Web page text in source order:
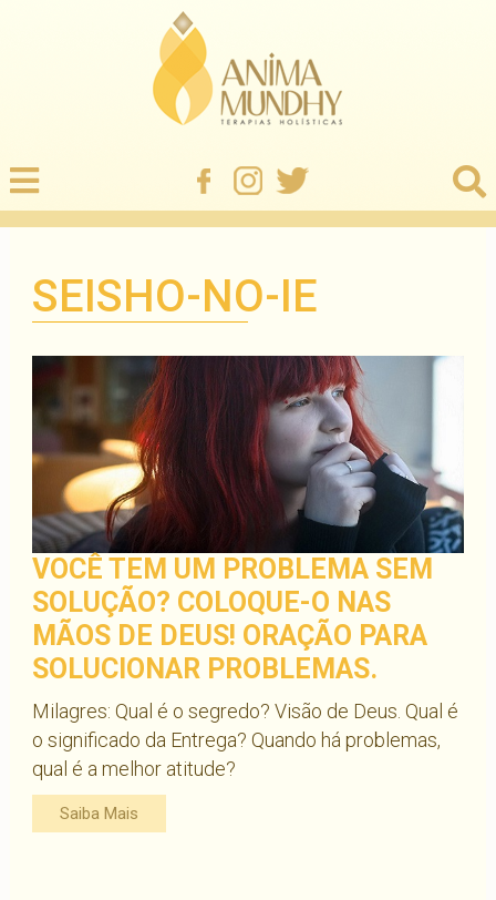
SEISHO-NO-IE
VOCÊ TEM UM PROBLEMA SEM
SOLUÇÃO? COLOQUE-O NAS
MÃOS DE DEUS! ORAÇÃO PARA
SOLUCIONAR PROBLEMAS.
Milagres: Qual é o segredo? Visão de Deus. Qual é
o significado da Entrega? Quando há problemas,
qual é a melhor atitude?
Saiba Mais